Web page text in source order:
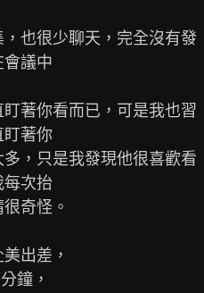
也很少聊天，完全沒有發
議中
著你看而已，可是我也習
盯著你
，只是我發現他很喜歡看
次抬
奇怪。
出差，
鐘，